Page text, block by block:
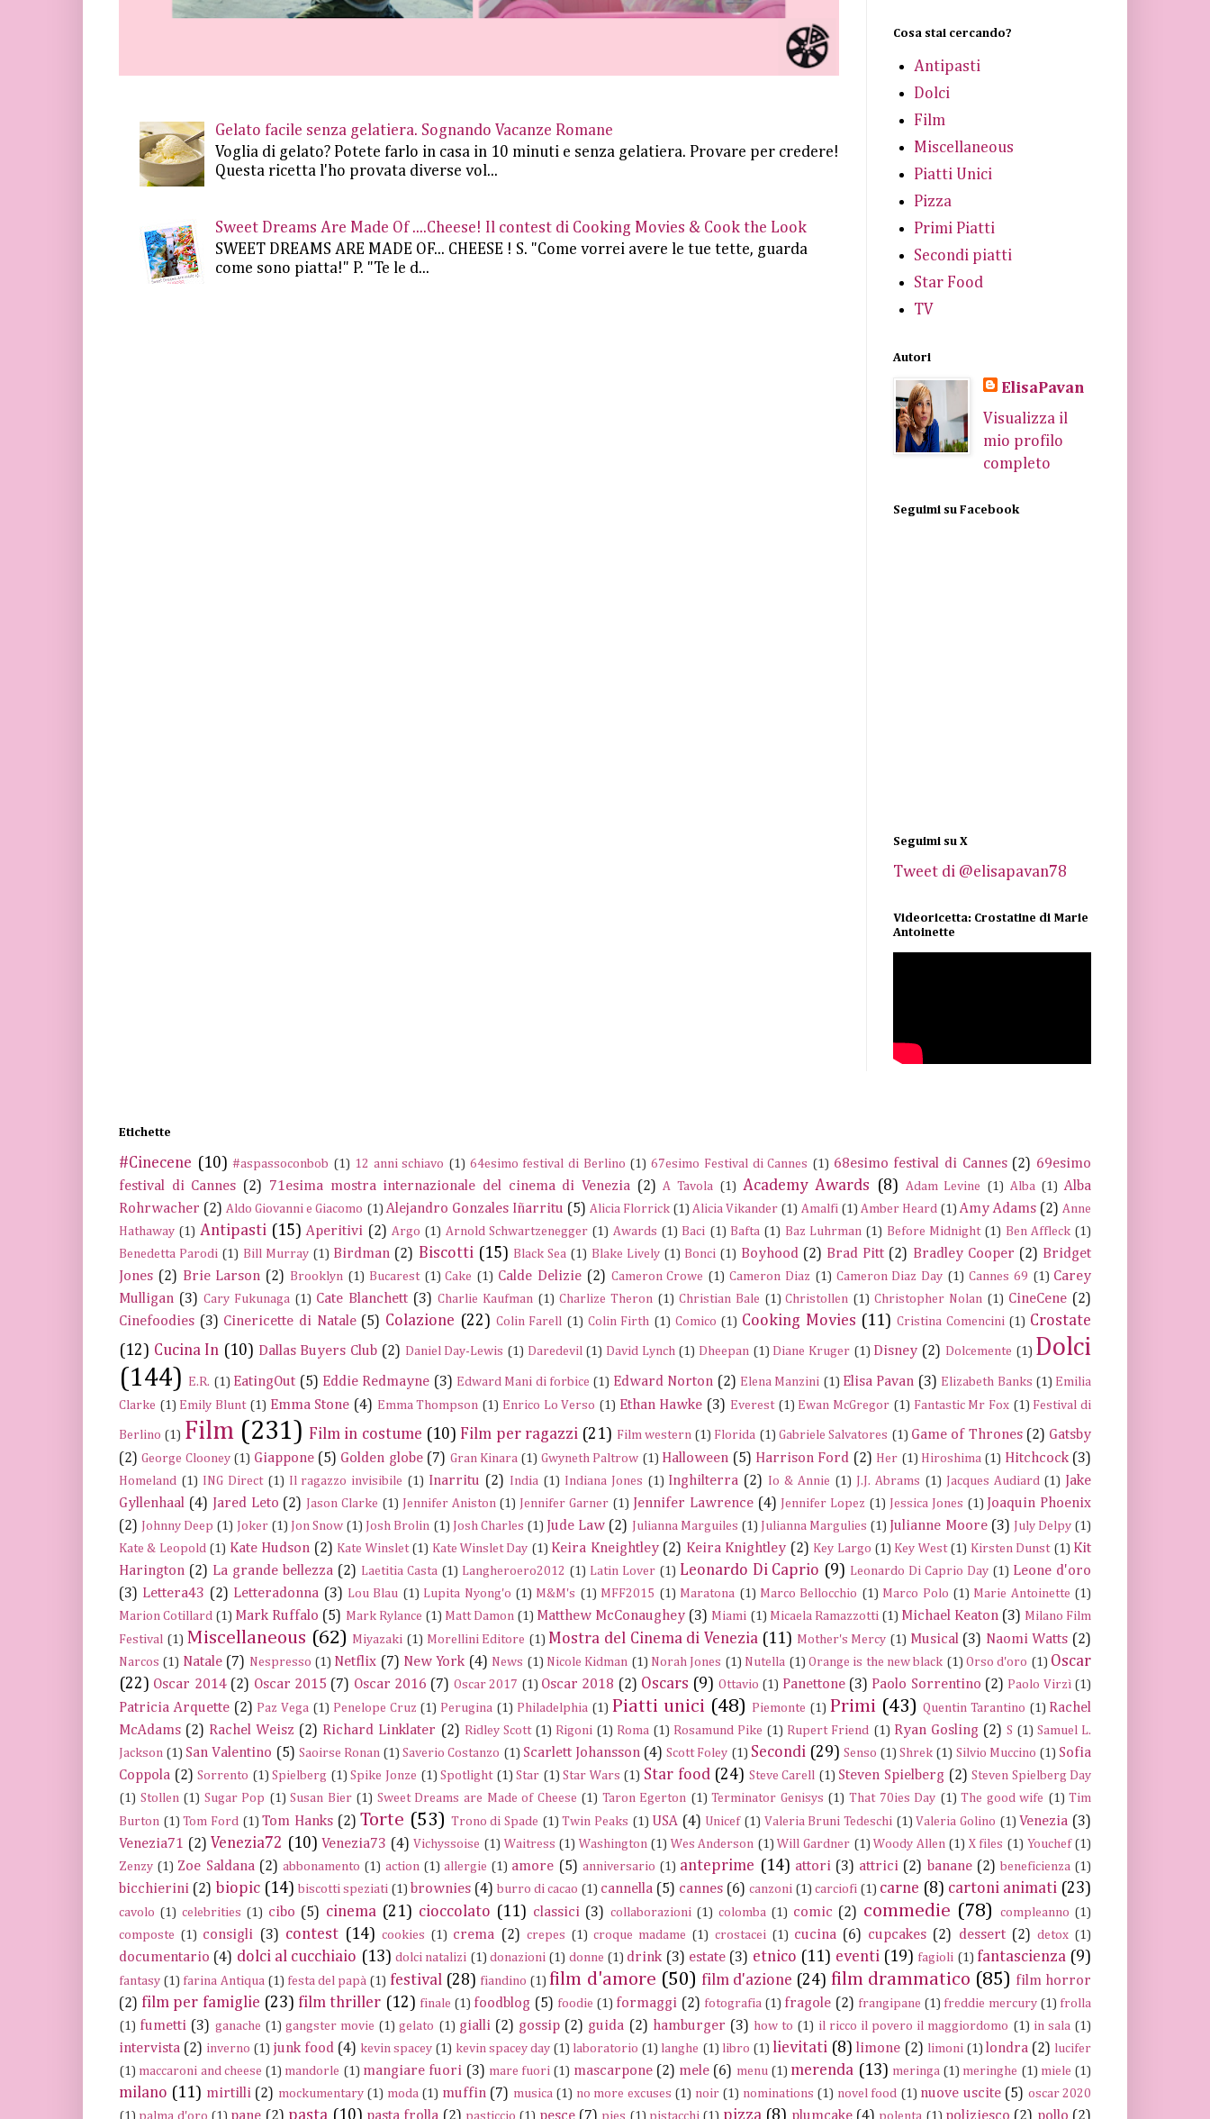
Gelato facile senza gelatiera. Sognando Vacanze Romane
Voglia di gelato? Potete farlo in casa in 10 minuti e senza gelatiera. Provare per credere!
Questa ricetta l'ho provata diverse vol...
Sweet Dreams Are Made Of ....Cheese! Il contest di Cooking Movies & Cook the Look
SWEET DREAMS ARE MADE OF... CHEESE ! S. "Come vorrei avere le tue tette, guarda
come sono piatta!" P. "Te le d...
Cosa stai cercando?
Antipasti
Dolci
Film
Miscellaneous
Piatti Unici
Pizza
Primi Piatti
Secondi piatti
Star Food
TV
Autori
ElisaPavan
Visualizza il
mio profilo
completo
Seguimi su Facebook
Seguimi su X
Tweet di @elisapavan78
Videoricetta: Crostatine di Marie
Antoinette
Etichette
#Cinecene (10) #aspassoconbob (1) 12 anni schiavo (1) 64esimo festival di Berlino (1) 67esimo Festival di Cannes (1) 68esimo festival di Cannes (2) 69esimo
festival di Cannes (2) 71esima mostra internazionale del cinema di Venezia (2) A Tavola (1) Academy Awards (8) Adam Levine (1) Alba (1) Alba
Rohrwacher (2) Aldo Giovanni e Giacomo (1) Alejandro Gonzales Iñarritu (5) Alicia Florrick (1) Alicia Vikander (1) Amalfi (1) Amber Heard (1) Amy Adams (2) Anne
Hathaway (1) Antipasti (15) Aperitivi (2) Argo (1) Arnold Schwartzenegger (1) Awards (1) Baci (1) Bafta (1) Baz Luhrman (1) Before Midnight (1) Ben Affleck (1)
Benedetta Parodi (1) Bill Murray (1) Birdman (2) Biscotti (15) Black Sea (1) Blake Lively (1) Bonci (1) Boyhood (2) Brad Pitt (2) Bradley Cooper (2) Bridget
Jones (2) Brie Larson (2) Brooklyn (1) Bucarest (1) Cake (1) Calde Delizie (2) Cameron Crowe (1) Cameron Diaz (1) Cameron Diaz Day (1) Cannes 69 (1) Carey
Mulligan (3) Cary Fukunaga (1) Cate Blanchett (3) Charlie Kaufman (1) Charlize Theron (1) Christian Bale (1) Christollen (1) Christopher Nolan (1) CineCene (2)
Cinefoodies (3) Cinericette di Natale (5) Colazione (22) Colin Farell (1) Colin Firth (1) Comico (1) Cooking Movies (11) Cristina Comencini (1) Crostate
(12) Cucina In (10) Dallas Buyers Club (2) Daniel Day-Lewis (1) Daredevil (1) David Lynch (1) Dheepan (1) Diane Kruger (1) Disney (2) Dolcemente (1) Dolci
(144)
E.R. (1) EatingOut (5) Eddie Redmayne (3) Edward Mani di forbice (1) Edward Norton (2) Elena Manzini (1) Elisa Pavan (3) Elizabeth Banks (1) Emilia
Clarke (1) Emily Blunt (1) Emma Stone (4) Emma Thompson (1) Enrico Lo Verso (1) Ethan Hawke (3) Everest (1) Ewan McGregor (1) Fantastic Mr Fox (1) Festival di
Berlino (1) Film (231) Film in costume (10) Film per ragazzi (21) Film western (1) Florida (1) Gabriele Salvatores (1) Game of Thrones (2) Gatsby
(2) George Clooney (1) Giappone (5) Golden globe (7) Gran Kinara (1) Gwyneth Paltrow (1) Halloween (5) Harrison Ford (2) Her (1) Hiroshima (1) Hitchcock (3)
Homeland (1) ING Direct (1) Il ragazzo invisibile (1) Inarritu (2) India (1) Indiana Jones (1) Inghilterra (2) Io & Annie (1) J.J. Abrams (1) Jacques Audiard (1) Jake
Gyllenhaal (4) Jared Leto (2) Jason Clarke (1) Jennifer Aniston (1) Jennifer Garner (1) Jennifer Lawrence (4) Jennifer Lopez (1) Jessica Jones (1) Joaquin Phoenix
(2)
Johnny Deep (1) Joker (1) Jon Snow (1) Josh Brolin (1) Josh Charles (1) Jude Law (2) Julianna Marguiles (1) Julianna Margulies (1) Julianne Moore (3) July Delpy (1)
Kate & Leopold (1) Kate Hudson (2) Kate Winslet (1) Kate Winslet Day (1) Keira Kneightley (2) Keira Knightley (2) Key Largo (1) Key West (1) Kirsten Dunst (1) Kit
Harington (2) La grande bellezza (2) Laetitia Casta (1) Langheroero2012 (1) Latin Lover (1) Leonardo Di Caprio (9) Leonardo Di Caprio Day (1) Leone d'oro
(3) Lettera43 (2) Letteradonna (3) Lou Blau (1) Lupita Nyong'o (1) M&M's (1) MFF2015 (1) Maratona (1) Marco Bellocchio (1) Marco Polo (1) Marie Antoinette (1)
Marion Cotillard (1) Mark Ruffalo (5) Mark Rylance (1) Matt Damon (1) Matthew McConaughey (3) Miami (1) Micaela Ramazzotti (1) Michael Keaton (3) Milano Film
Festival (1) Miscellaneous (62) Miyazaki (1) Morellini Editore (1) Mostra del Cinema di Venezia (11) Mother's Mercy (1) Musical (3) Naomi Watts (2)
Narcos (1) Natale (7) Nespresso (1) Netflix (7) New York (4) News (1) Nicole Kidman (1) Norah Jones (1) Nutella (1) Orange is the new black (1) Orso d'oro (1) Oscar
(22) Oscar 2014 (2) Oscar 2015 (7) Oscar 2016 (7) Oscar 2017 (1) Oscar 2018 (2) Oscars (9) Ottavio (1) Panettone (3) Paolo Sorrentino (2) Paolo Virzì (1)
Patricia Arquette (2) Paz Vega (1) Penelope Cruz (1) Perugina (1) Philadelphia (1) Piatti unici (48) Piemonte (1) Primi (43) Quentin Tarantino (1) Rachel
McAdams (2) Rachel Weisz (2) Richard Linklater (2) Ridley Scott (1) Rigoni (1) Roma (1) Rosamund Pike (1) Rupert Friend (1) Ryan Gosling (2) S (1) Samuel L.
Jackson (1) San Valentino (5) Saoirse Ronan (1) Saverio Costanzo (1) Scarlett Johansson (4) Scott Foley (1) Secondi (29) Senso (1) Shrek (1) Silvio Muccino (1) Sofia
Coppola (2) Sorrento (1) Spielberg (1) Spike Jonze (1) Spotlight (1) Star (1) Star Wars (1) Star food (24) Steve Carell (1) Steven Spielberg (2) Steven Spielberg Day
(1) Stollen (1) Sugar Pop (1) Susan Bier (1) Sweet Dreams are Made of Cheese (1) Taron Egerton (1) Terminator Genisys (1) That 70ies Day (1) The good wife (1) Tim
Burton (1) Tom Ford (1) Tom Hanks (2) Torte (53) Trono di Spade (1) Twin Peaks (1) USA (4) Unicef (1) Valeria Bruni Tedeschi (1) Valeria Golino (1) Venezia (3)
Venezia71 (2) Venezia72 (10) Venezia73 (4) Vichyssoise (1) Waitress (1) Washington (1) Wes Anderson (1) Will Gardner (1) Woody Allen (1) X files (1) Youchef (1)
Zenzy (1) Zoe Saldana (2) abbonamento (1) action (1) allergie (1) amore (5) anniversario (1) anteprime (14) attori (3) attrici (2) banane (2) beneficienza (1)
bicchierini (2) biopic (14) biscotti speziati (1) brownies (4) burro di cacao (1) cannella (5) cannes (6) canzoni (1) carciofi (1) carne (8) cartoni animati (23)
cavolo (1) celebrities (1) cibo (5) cinema (21) cioccolato (11) classici (3) collaborazioni (1) colomba (1) comic (2) commedie (78) compleanno (1)
composte (1) consigli (3) contest (14) cookies (1) crema (2) crepes (1) croque madame (1) crostacei (1) cucina (6) cupcakes (2) dessert (2) detox (1)
documentario (4) dolci al cucchiaio (13) dolci natalizi (1) donazioni (1) donne (1) drink (3) estate (3) etnico (11) eventi (19) fagioli (1) fantascienza (9)
fantasy (1) farina Antiqua (1) festa del papà (1) festival (28) fiandino (1) film d'amore (50) film d'azione (24) film drammatico (85) film horror
(2) film per famiglie (23) film thriller (12) finale (1) foodblog (5) foodie (1) formaggi (2) fotografia (1) fragole (2) frangipane (1) freddie mercury (1) frolla
(1) fumetti (3) ganache (1) gangster movie (1) gelato (1) gialli (2) gossip (2) guida (2) hamburger (3) how to (1) il ricco il povero il maggiordomo (1) in sala (1)
intervista (2) inverno (1) junk food (4) kevin spacey (1) kevin spacey day (1) laboratorio (1) langhe (1) libro (1) lievitati (8) limone (2) limoni (1) londra (2) lucifer
(1) maccaroni and cheese (1) mandorle (1) mangiare fuori (3) mare fuori (1) mascarpone (2) mele (6) menu (1) merenda (13) meringa (1) meringhe (1) miele (1)
milano (11) mirtilli (2) mockumentary (1) moda (1) muffin (7) musica (1) no more excuses (1) noir (1) nominations (1) novel food (1) nuove uscite (5) oscar 2020
(1) palma d'oro (1) pane (2) pasta (10) pasta frolla (2) pasticcio (1) pesce (7) pies (1) pistacchi (1) pizza (8) plumcake (4) polenta (1) poliziesco (2) pollo (2)